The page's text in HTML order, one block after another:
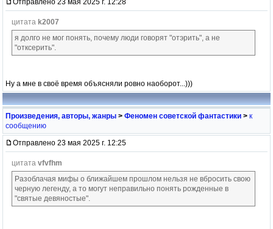
Отправлено 23 мая 2025 г. 12:28
цитата k2007
я долго не мог понять, почему люди говорят "отэрить", а не
"отксерить".
Ну а мне в своё время объясняли ровно наоборот...)))
Произведения, авторы, жанры > Феномен советской фантастики > к
сообщению
Отправлено 23 мая 2025 г. 12:25
цитата vfvfhm
Разоблачая мифы о ближайшем прошлом нельзя не вбросить свою
черную легенду, а то могут неправильно понять рожденные в
"святые девяностые".